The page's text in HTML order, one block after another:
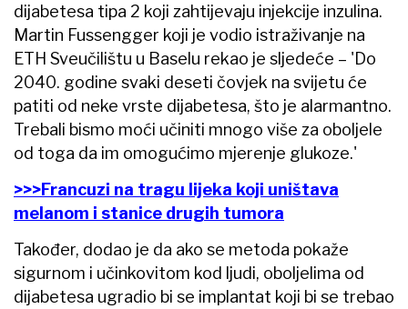
dijabetesa tipa 2 koji zahtijevaju injekcije inzulina.
Martin Fussengger koji je vodio istraživanje na
ETH Sveučilištu u Baselu rekao je sljedeće – 'Do
2040. godine svaki deseti čovjek na svijetu će
patiti od neke vrste dijabetesa, što je alarmantno.
Trebali bismo moći učiniti mnogo više za oboljele
od toga da im omogućimo mjerenje glukoze.'
>>>Francuzi na tragu lijeka koji uništava
melanom i stanice drugih tumora
Također, dodao je da ako se metoda pokaže
sigurnom i učinkovitom kod ljudi, oboljelima od
dijabetesa ugradio bi se implantat koji bi se trebao